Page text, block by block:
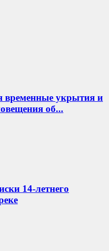
временные укрытия и
об...
14-летнего